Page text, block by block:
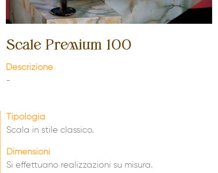
Scale Premium 100
Descrizione
-
Tipologia
Scala in stile classico.
Dimensioni
Si effettuano realizzazioni su misura.